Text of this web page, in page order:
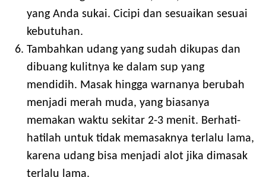
yang Anda sukai. Cicipi dan sesuaikan sesuai
kebutuhan.
Tambahkan udang yang sudah dikupas dan
dibuang kulitnya ke dalam sup yang
mendidih. Masak hingga warnanya berubah
menjadi merah muda, yang biasanya
memakan waktu sekitar 2-3 menit. Berhati-
hatilah untuk tidak memasaknya terlalu lama,
karena udang bisa menjadi alot jika dimasak
terlalu lama.